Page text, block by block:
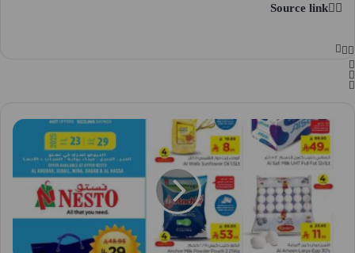
Source link